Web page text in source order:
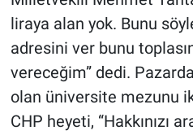
liraya alan yok. Bunu
adresini ver bunu
vereceğim” dedi.
olan üniversite mezunu
CHP heyeti, “Hakkınızı